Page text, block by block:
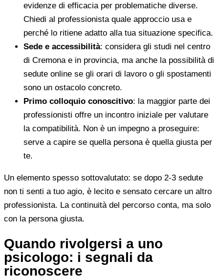
evidenze di efficacia per problematiche diverse.
Chiedi al professionista quale approccio usa e
perché lo ritiene adatto alla tua situazione specifica.
Sede e accessibilità: considera gli studi nel centro
di Cremona e in provincia, ma anche la possibilità di
sedute online se gli orari di lavoro o gli spostamenti
sono un ostacolo concreto.
Primo colloquio conoscitivo: la maggior parte dei
professionisti offre un incontro iniziale per valutare
la compatibilità. Non è un impegno a proseguire:
serve a capire se quella persona è quella giusta per
te.
Un elemento spesso sottovalutato: se dopo 2-3 sedute
non ti senti a tuo agio, è lecito e sensato cercare un altro
professionista. La continuità del percorso conta, ma solo
con la persona giusta.
Quando rivolgersi a uno
psicologo: i segnali da
riconoscere